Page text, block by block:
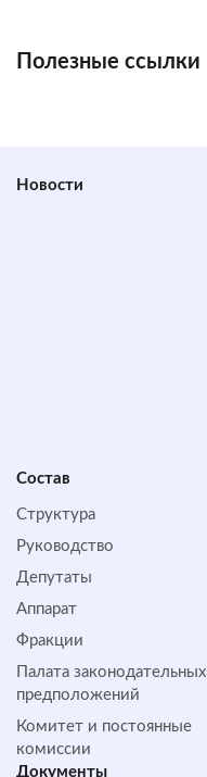
Полезные ссылки
Новости
Состав
Структура
Руководство
Депутаты
Аппарат
Фракции
Палата законодательных
предположений
Комитет и постоянные
комиссии
Документы